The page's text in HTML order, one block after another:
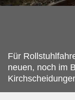
Für
neuen, noch im